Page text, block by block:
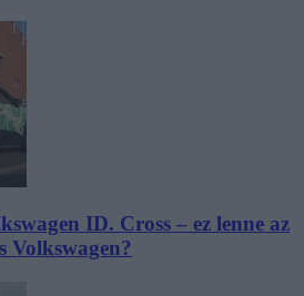
ID. Cross – ez lenne az
Volkswagen?